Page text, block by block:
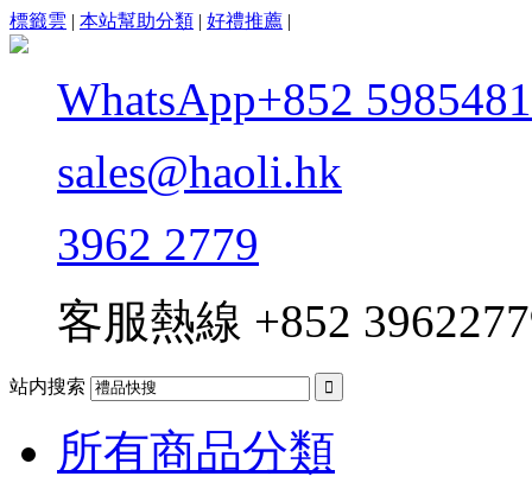
標籤雲 | 本站幫助分類 | 好禮推薦 |
WhatsApp+852
sales@haoli.hk
3962 2779
客服熱線 +852
站内搜索 
所有商品分類